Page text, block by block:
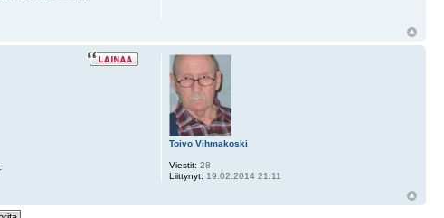
Toivo Vihmakoski
Viestit: 28
Liittynyt: 19.02.2014 21:11